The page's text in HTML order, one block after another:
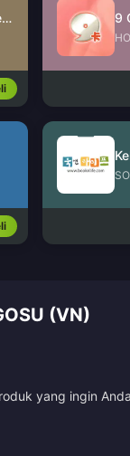
JinJinJin Gift Pack Redeem Code 9
(VN)
yang ingin